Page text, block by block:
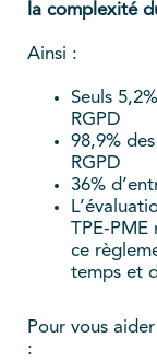
la complexité
Ainsi :
Seuls
RGPD
98,9%
RGPD
36%
TPE-PME
ce
temps et
Pour vous
: